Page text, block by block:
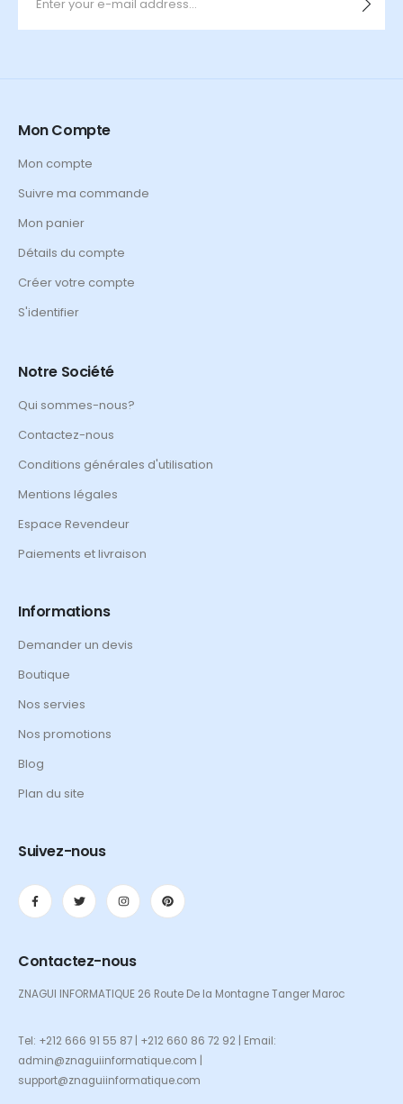
Mon Compte
Mon compte
Suivre ma commande
Mon panier
Détails du compte
Créer votre compte
S'identifier
Notre Société
Qui sommes-nous?
Contactez-nous
Conditions générales d'utilisation
Mentions légales
Espace Revendeur
Paiements et livraison
Informations
Demander un devis
Boutique
Nos servies
Nos promotions
Blog
Plan du site
Suivez-nous
Contactez-nous
ZNAGUI INFORMATIQUE 26 Route De la Montagne Tanger Maroc
Tel: +212 666 91 55 87 | +212 660 86 72 92 | Email:
admin@znaguiinformatique.com |
support@znaguiinformatique.com